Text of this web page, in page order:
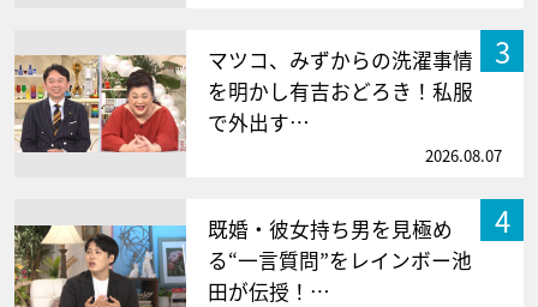
3
マツコ、みずからの洗濯事情
を明かし有吉おどろき！私服
で外出す…
2026.08.07
4
既婚・彼女持ち男を見極め
る“一言質問”をレインボー池
田が伝授！…